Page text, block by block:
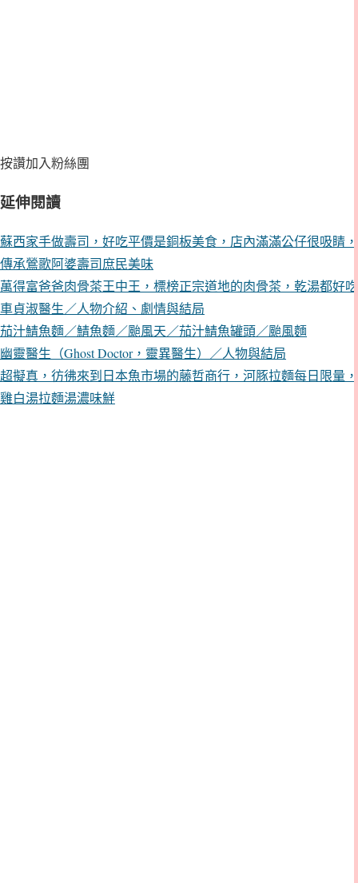
按讚加入粉絲團
延伸閱讀
蘇西家手做壽司，好吃平價是銅板美食，店內滿滿公仔很吸睛，
傳承鶯歌阿婆壽司庶民美味
萬得富爸爸肉骨茶王中王，標榜正宗道地的肉骨茶，乾湯都好吃
車貞淑醫生／人物介紹、劇情與結局
茄汁鯖魚麵／鯖魚麵／颱風天／茄汁鯖魚罐頭／颱風麵
幽靈醫生（Ghost Doctor，靈異醫生）／人物與結局
超擬真，彷彿來到日本魚市場的藤哲商行，河豚拉麵每日限量，
雞白湯拉麵湯濃味鮮